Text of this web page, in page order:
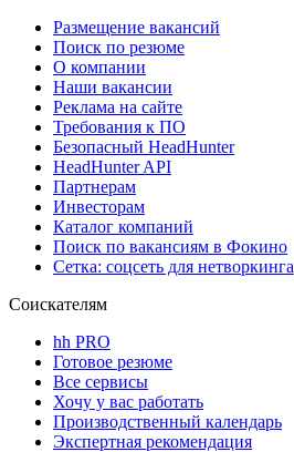
Размещение вакансий
Поиск по резюме
О компании
Наши вакансии
Реклама на сайте
Требования к ПО
Безопасный HeadHunter
HeadHunter API
Партнерам
Инвесторам
Каталог компаний
Поиск по вакансиям в Фокино
Сетка: соцсеть для нетворкинга
Соискателям
hh PRO
Готовое резюме
Все сервисы
Хочу у вас работать
Производственный календарь
Экспертная рекомендация